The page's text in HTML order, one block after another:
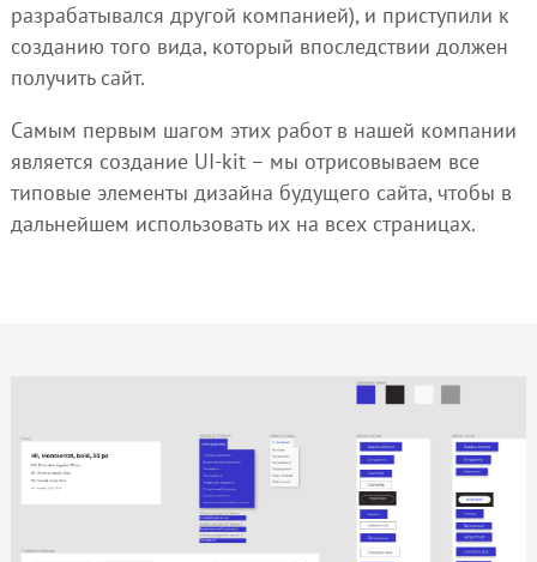
разрабатывался другой компанией), и приступили к
созданию того вида, который впоследствии должен
получить сайт.
Самым первым шагом этих работ в нашей компании
является создание UI-kit – мы отрисовываем все
типовые элементы дизайна будущего сайта, чтобы в
дальнейшем использовать их на всех страницах.